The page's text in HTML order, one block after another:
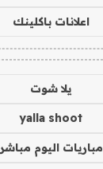
اعلانات باكلينك
يلا شوت
yalla shoot
مباريات اليوم مباشر